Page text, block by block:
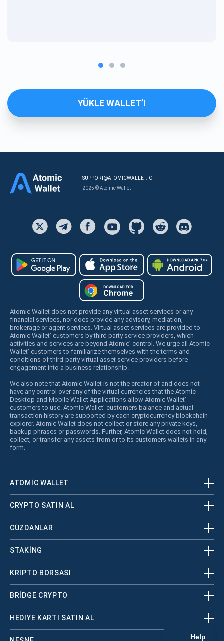
YÜKLE WALLET’I
SUPPORT@ATOMICWALLET.IO
2025 © Atomic Wallet
Atomic Wallet does not provide any virtual asset services or any
financial services, nor does provide any advisory, mediation,
brokerage or agent services. Virtual asset services are provided to
Atomic Wallet’ customers by third party service providers, which
activities and services are beyond Atomic’ control. We urge all Atomic
Wallet’ customers to familiarize themselves with the terms and
conditions of third-party virtual asset service providers before
engagement into a business relationship.
We also note that Atomic Wallet is not the creator of and does not
have any control over any of the virtual currencies that the Atomic
Desktop and Mobile Wallet Applications allow Atomic Wallet’
customers to use. Atomic Wallet’ customers balance and actual
transaction history are supported by each cryptocurrency blockchain
explorer. Atomic Wallet does not collect or store any private keys,
backup phrases or passwords. Further, Atomic Wallet does not hold,
collect, or transfer any assets from or to its customers wallets in any
form.
ATOMIC WALLET
CRYPTO SATIN AL
CÜZDANLAR
STAKING
KRİPTO BORSASI
BRIDGE CRYPTO
HEDIYE KARTI SATIN AL